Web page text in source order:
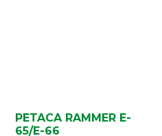
PETACA RAMMER E-
65/E-66